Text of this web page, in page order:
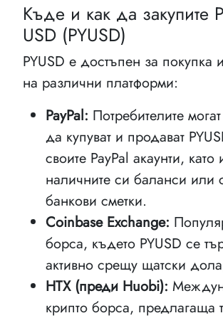
Къде и как да закупите
USD (PYUSD)
PYUSD е достъпен за
на различни платформи:
PayPal: Потребителите
да купуват и продават
своите PayPal акаунти, като
наличните си баланси или
банкови сметки.
Coinbase Exchange:
борса, където PYUSD се
активно срещу щатски
HTX (преди Huobi):
крипто борса, предлагаща